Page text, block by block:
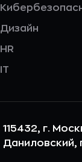
Дизайн
HR
IT
115432, г.
Даниловский,